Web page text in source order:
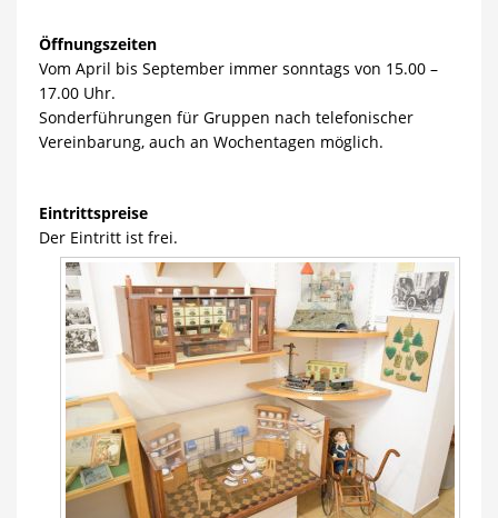
Öffnungszeiten
Vom April bis September immer sonntags von 15.00 –
17.00 Uhr.
Sonderführungen für Gruppen nach telefonischer
Vereinbarung, auch an Wochentagen möglich.
Eintrittspreise
Der Eintritt ist frei.